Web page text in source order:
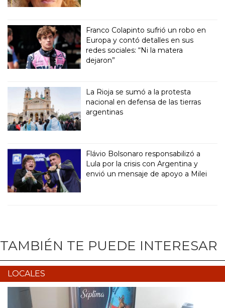
Franco Colapinto sufrió un robo en
Europa y contó detalles en sus
redes sociales: “Ni la matera
dejaron”
La Rioja se sumó a la protesta
nacional en defensa de las tierras
argentinas
Flávio Bolsonaro responsabilizó a
Lula por la crisis con Argentina y
envió un mensaje de apoyo a Milei
TAMBIÉN TE PUEDE INTERESAR
LOCALES